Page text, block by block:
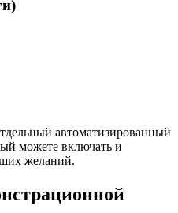
автоматизированный
можете включать и
желаний.